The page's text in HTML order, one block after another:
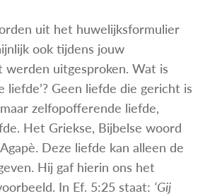
uit het huwelijksformulier
ook tijdens jouw
uitgesproken. Wat is
liefde’? Geen liefde die gericht is
zelfopofferende liefde,
Het Griekse, Bijbelse woord
Deze liefde kan alleen de
Hij gaf hierin ons het
In Ef. 5:25 staat: ‘Gij